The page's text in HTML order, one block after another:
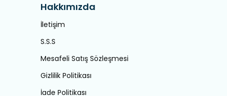
Hakkımızda
İletişim
S.S.S
Mesafeli Satış Sözleşmesi
Gizlilik Politikası
İade Politikası